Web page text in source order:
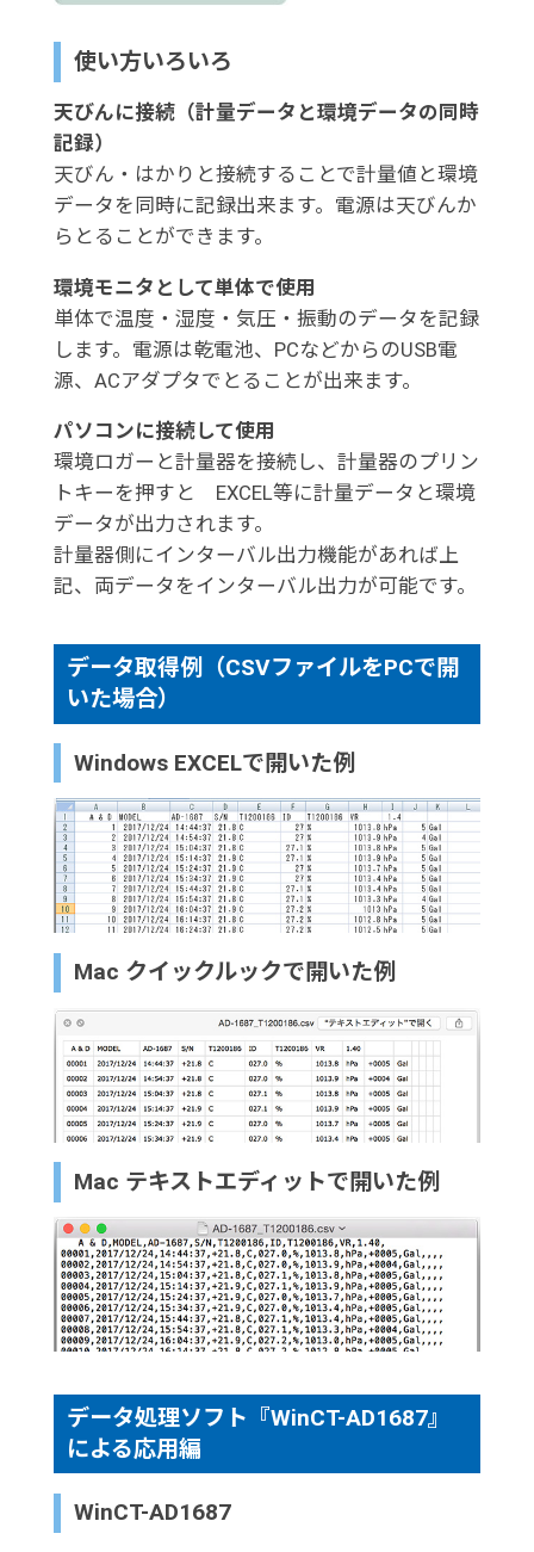
使い方いろいろ
天びんに接続（計量データと環境データの同時
記録）
天びん・はかりと接続することで計量値と環境
データを同時に記録出来ます。電源は天びんか
らとることができます。
環境モニタとして単体で使用
単体で温度・湿度・気圧・振動のデータを記録
します。電源は乾電池、PCなどからのUSB電
源、ACアダプタでとることが出来ます。
パソコンに接続して使用
環境ロガーと計量器を接続し、計量器のプリン
トキーを押すと EXCEL等に計量データと環境
データが出力されます。
計量器側にインターバル出力機能があれば上
記、両データをインターバル出力が可能です。
データ取得例（CSVファイルをPCで開
いた場合）
Windows EXCELで開いた例
Mac クイックルックで開いた例
Mac テキストエディットで開いた例
データ処理ソフト『WinCT-AD1687』
による応用編
WinCT-AD1687